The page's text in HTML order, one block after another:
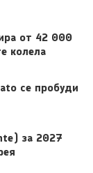
от 42 000
колела
се пробуди
за 2027